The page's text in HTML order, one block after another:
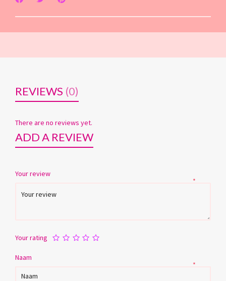
REVIEWS (0)
There are no reviews yet.
ADD A REVIEW
Your review
*
Your rating
Naam
*